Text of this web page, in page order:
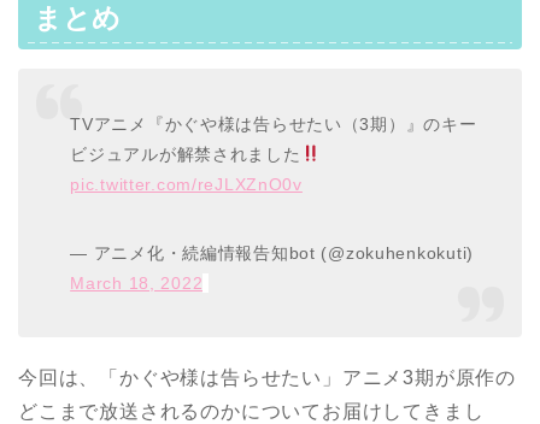
まとめ
TVアニメ『かぐや様は告らせたい（3期）』のキー
ビジュアルが解禁されました
pic.twitter.com/reJLXZnO0v
— アニメ化・続編情報告知bot (@zokuhenkokuti)
March 18, 2022
今回は、「かぐや様は告らせたい」アニメ3期が原作の
どこまで放送されるのかについてお届けしてきまし